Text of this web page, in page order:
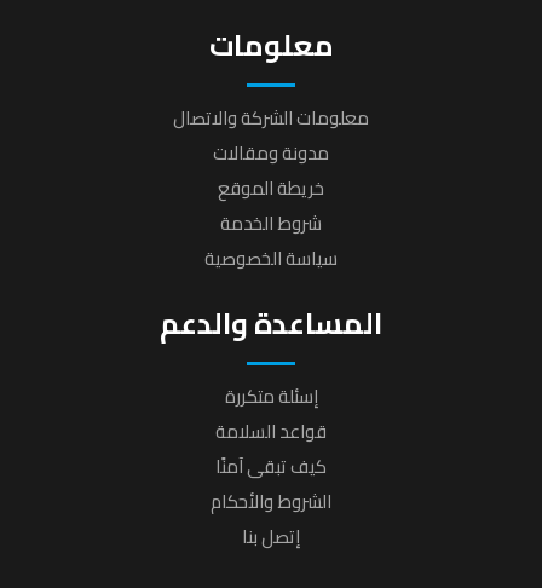
معلومات
معلومات الشركة والاتصال
مدونة ومقالات
خريطة الموقع
شروط الخدمة
سياسة الخصوصية
المساعدة والدعم
إسئلة متكررة
قواعد السلامة
كيف تبقى آمنًا
الشروط والأحكام
إتصل بنا